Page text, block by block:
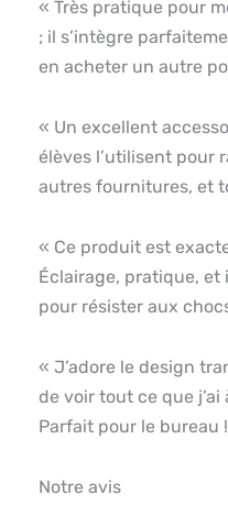
« Très pratique pour
; il s’intègre
en acheter un autre
« Un excellent
élèves l’utilisent pour
autres fournitures, et
« Ce produit est
Éclairage, pratique,
pour résister aux
« J’adore le design
de voir tout ce que
Parfait pour le bureau
Notre avis